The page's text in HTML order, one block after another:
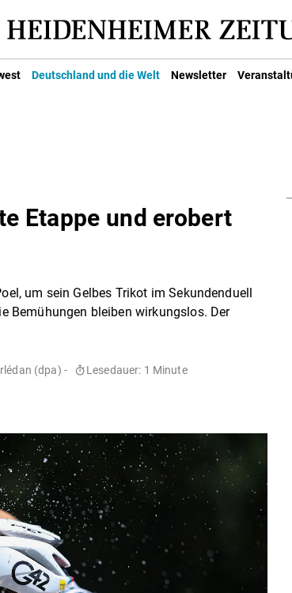
Deutschland und die Welt Newsletter
Etappe und erobert
um sein Gelbes Trikot im Sekundenduell
Bemühungen bleiben wirkungslos. Der
(dpa) -
Lesedauer: 1 Minute